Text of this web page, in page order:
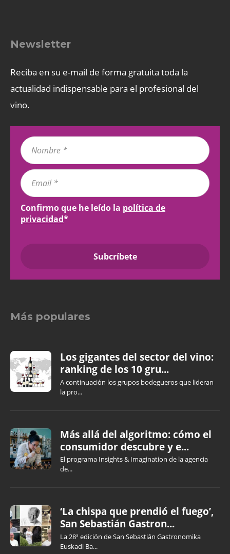
Newsletter
Reciba en su e-mail de forma gratuita toda la
actualidad indispensable para el profesional del
vino.
Confirmo que he leído la política de
privacidad*
Más populares
Los gigantes del sector del vino:
ranking de los 10 gru...
A continuación los grupos bodegueros que lideran
la pro...
Más allá del algoritmo: cómo el
consumidor descubre y e...
El programa Insights & Imagination de la agencia
de...
‘La chispa que prendió el fuego’,
San Sebastián Gastron...
La 28ª edición de San Sebastián Gastronomika
Euskadi Ba...